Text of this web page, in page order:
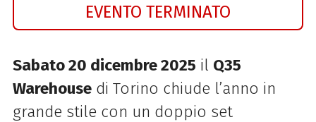
EVENTO TERMINATO
Sabato 20 dicembre 2025 il Q35
Warehousedi Torino chiude l’anno in
grande stile con un doppio set